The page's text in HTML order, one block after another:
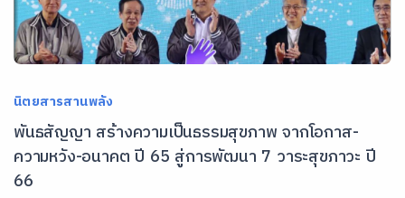
นิตยสารสานพลัง
พันธสัญญา สร้างความเป็นธรรมสุขภาพ จากโอกาส-
ความหวัง-อนาคต ปี 65 สู่การพัฒนา 7 วาระสุขภาวะ ปี
66